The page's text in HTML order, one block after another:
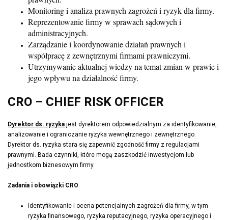
Monitoring i analiza prawnych zagrożeń i ryzyk dla firmy.
Reprezentowanie firmy w sprawach sądowych i
administracyjnych.
Zarządzanie i koordynowanie działań prawnych i
współpracę z zewnętrznymi firmami prawniczymi.
Utrzymywanie aktualnej wiedzy na temat zmian w prawie i
jego wpływu na działalność firmy.
CRO – CHIEF RISK OFFICER
Dyrektor ds. ryzyka jest dyrektorem odpowiedzialnym za identyfikowanie,
analizowanie i ograniczanie ryzyka wewnętrznego i zewnętrznego.
Dyrektor ds. ryzyka stara się zapewnić zgodność firmy z regulacjami
prawnymi. Bada czynniki, które mogą zaszkodzić inwestycjom lub
jednostkom biznesowym firmy.
Zadania i obowiązki CRO
Identyfikowanie i ocena potencjalnych zagrożeń dla firmy, w tym
ryzyka finansowego, ryzyka reputacyjnego, ryzyka operacyjnego i